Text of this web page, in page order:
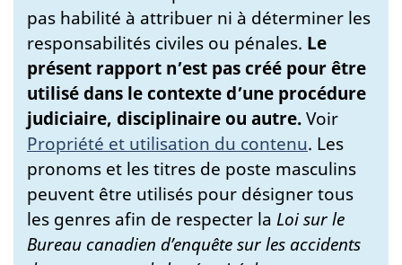
pas habilité à attribuer ni à déterminer les
responsabilités civiles ou pénales. Le
présent rapport n’est pas créé pour être
utilisé dans le contexte d’une procédure
judiciaire, disciplinaire ou autre.Voir
Propriété et utilisation du contenu. Les
pronoms et les titres de poste masculins
peuvent être utilisés pour désigner tous
les genres afin de respecter la Loi sur le
Bureau canadien d’enquête sur les accidents